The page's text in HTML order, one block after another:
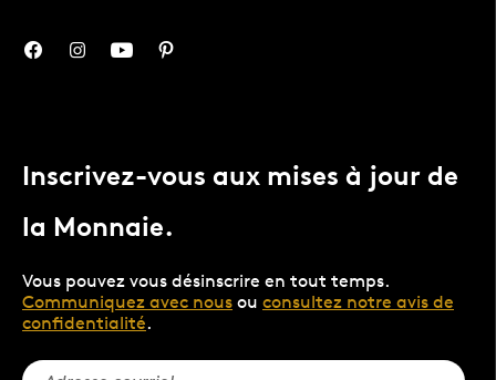
Inscrivez-vous aux mises à jour de
la Monnaie.
Vous pouvez vous désinscrire en tout temps.
Communiquez avec nous ou consultez notre avis de
confidentialité.